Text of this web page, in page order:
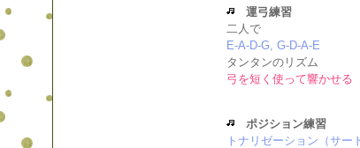
運弓練習
二人で
E-A-D-G, G-D-A-E
タンタンのリズム
弓を短く使って響かせる
ポジション練習
トナリゼーション（サー